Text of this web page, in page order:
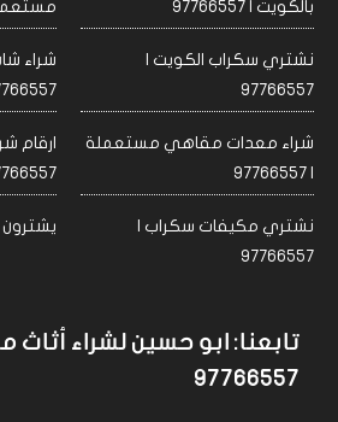
بالكويت | 97766557
مستعملة
نشتري سكراب الكويت |
97766557
شراء
شراء معدات مقاهي مستعملة
| 97766557
ارقام
نشتري مكيفات سكراب |
97766557
يشترون
تابعنا: ابو حسين لشراء
97766557